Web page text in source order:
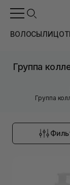
ВОЛОСЫЛИЦО
Группа
Группа